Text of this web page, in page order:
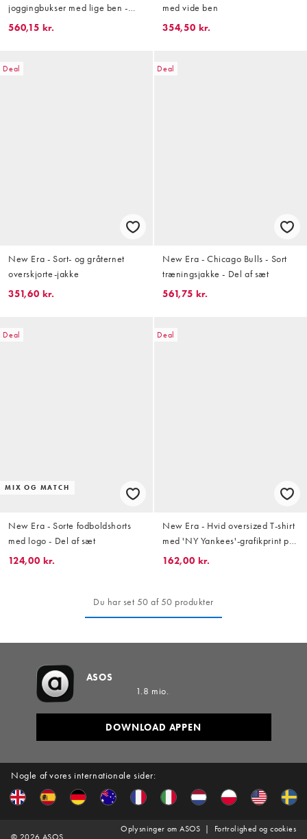
joggingbukser med lige ben -
Del af sæt
560,15 kr.
med vide ben
354,50 kr.
Deal
New Era - Sort- og gråternet
overskjorte-jakke
351,60 kr.
Deal
New Era - Chicago Bulls - Sort
træningsjakke - Del af sæt
561,75 kr.
Deal
MIX OG MATCH
New Era - Sorte fodboldshorts
med logo - Del af sæt
124,00 kr.
Deal
New Era - Hvid oversized T-shirt
med 'NY Yankees'-grafikprint på
ryggen
162,00 kr.
Du har set 50 af 50 produkter
Nogle af vores internationale sider:
ASOS
1.8 mio.
DOWNLOAD APPEN
Oplysninger om ASOS Fortrolighed og cookies